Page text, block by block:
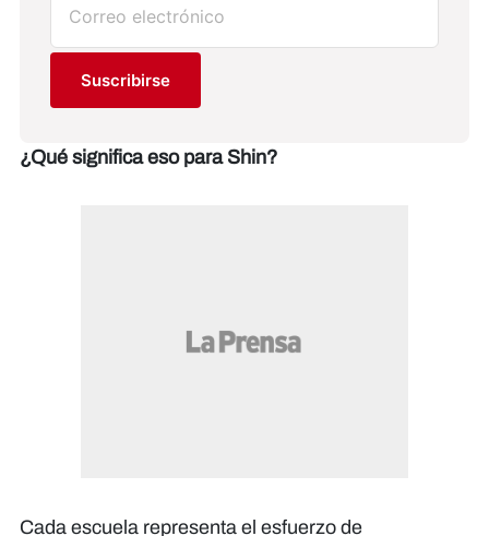
Suscribirse
¿Qué significa eso para Shin?
Cada escuela representa el esfuerzo de